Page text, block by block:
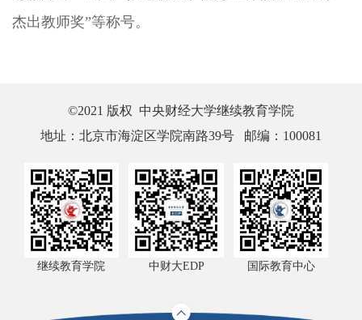
杰出教师奖”等称号。
©2021 版权 中央财经大学继续教育学院
地址：北京市海淀区学院南路39号 邮编：100081
继续教育学院 中财大EDP 国际教育中心